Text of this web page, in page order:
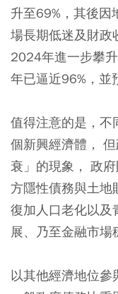
升至69%，其後因
場長期低迷及財政
2024年進一步攀
年已逼近96%，並
值得注意的是，不
個新興經濟體，
衰」的現象， 政
方隱性債務與土地
復加人口老化以及
展、乃至金融市場
以其他經濟地位參